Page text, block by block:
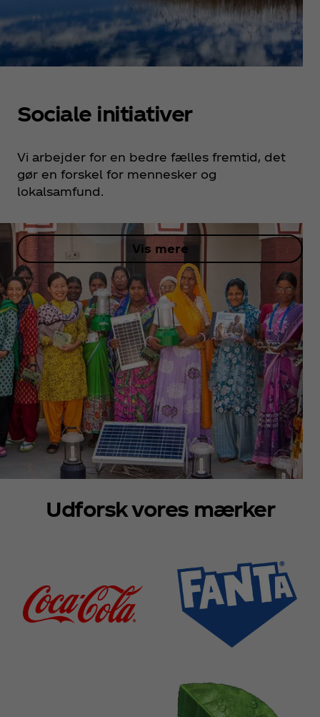
Sociale initiativer
Vi arbejder for en bedre fælles fremtid, det
gør en forskel for mennesker og
lokalsamfund.
Vis mere
Udforsk vores mærker